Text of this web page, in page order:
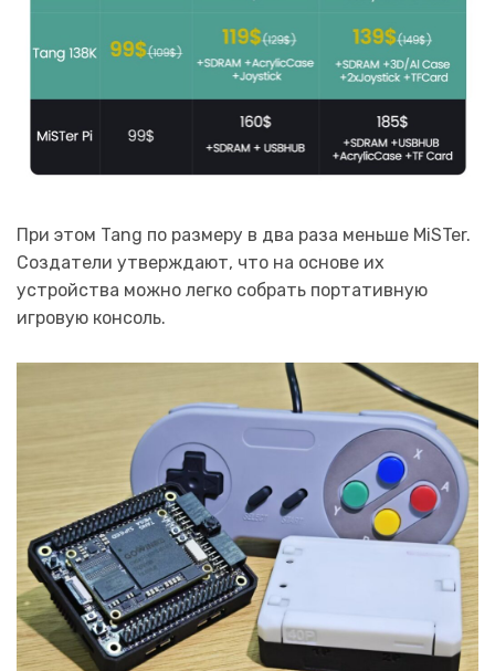
При этом Tang по размеру в два раза меньше MiSTer.
Создатели утверждают, что на основе их
устройства можно легко собрать портативную
игровую консоль.